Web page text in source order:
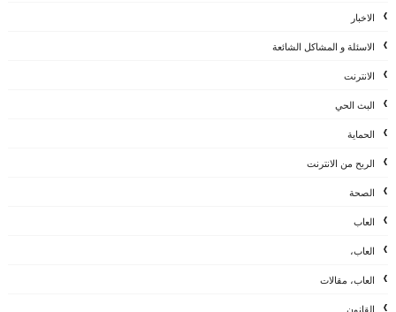
الاخبار
الاسئلة و المشاكل الشائعة
الانترنت
البث الحي
الحماية
الربح من الانترنت
الصحة
العاب
العاب،
العاب، مقالات